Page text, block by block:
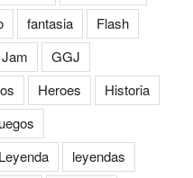
fantasia
Flash
GGJ
Heroes
Historia
Leyenda
leyendas